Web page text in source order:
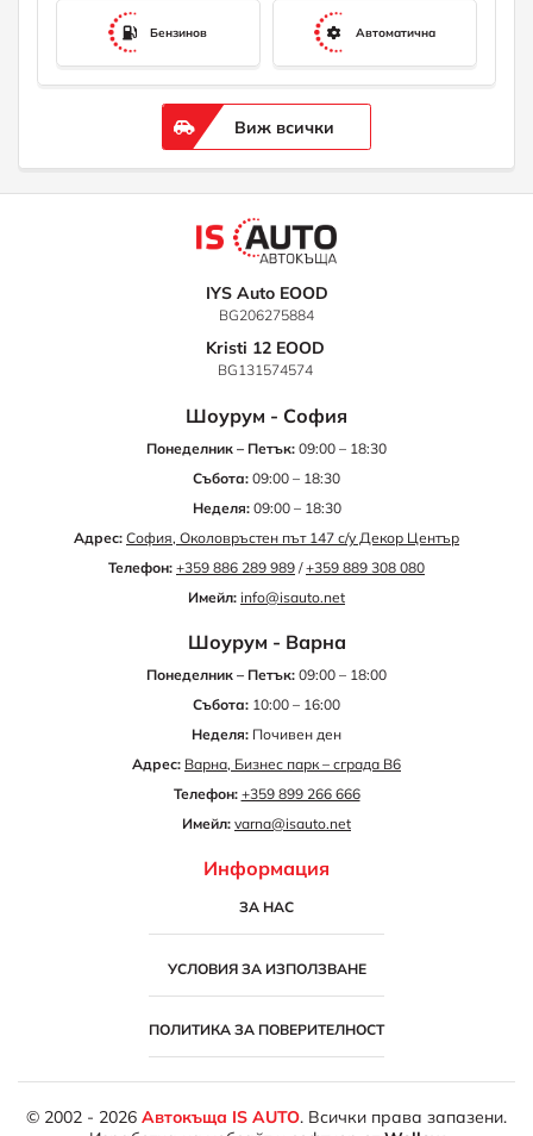
Бензинов Автоматична
Виж всички
IYS Auto EOOD
BG206275884
Kristi 12 EOOD
BG131574574
Шоурум - София
Понеделник – Петък: 09:00 – 18:30
Събота: 09:00 – 18:30
Неделя:09:00 – 18:30
Адрес: София, Околовръстен път 147 с/у Декор Център
Телефон: +359 886 289 989 /+359 889 308 080
Имейл: info@isauto.net
Шоурум - Варна
Понеделник – Петък: 09:00 – 18:00
Събота: 10:00 – 16:00
Неделя: Почивен ден
Адрес: Варна, Бизнес парк – сграда B6
Телефон: +359 899 266 666
Имейл: varna@isauto.net
Информация
ЗА НАС
УСЛОВИЯ ЗА ИЗПОЛЗВАНЕ
ПОЛИТИКА ЗА ПОВЕРИТЕЛНОСТ
© 2002 - 2026 Автокъща IS AUTO. Всички права запазени.